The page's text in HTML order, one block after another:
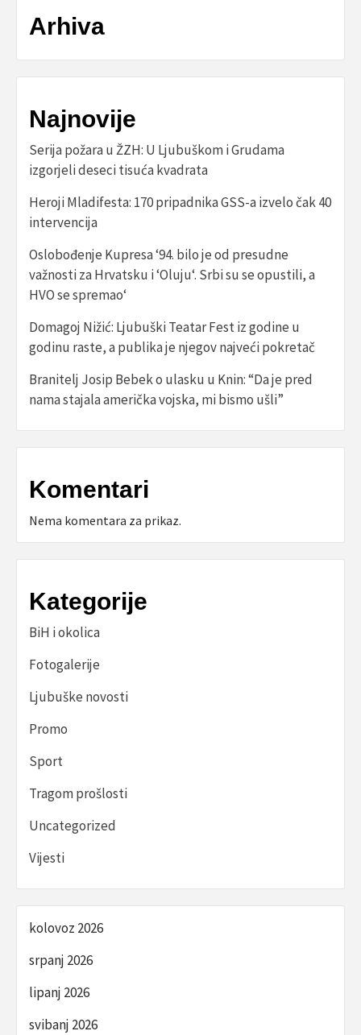
Arhiva
Najnovije
Serija požara u ŽZH: U Ljubuškom i Grudama
izgorjeli deseci tisuća kvadrata
Heroji Mladifesta: 170 pripadnika GSS-a izvelo čak 40
intervencija
Oslobođenje Kupresa ‘94. bilo je od presudne
važnosti za Hrvatsku i ‘Oluju‘. Srbi su se opustili, a
HVO se spremao‘
Domagoj Nižić: Ljubuški Teatar Fest iz godine u
godinu raste, a publika je njegov najveći pokretač
Branitelj Josip Bebek o ulasku u Knin: “Da je pred
nama stajala američka vojska, mi bismo ušli”
Komentari
Nema komentara za prikaz.
Kategorije
BiH i okolica
Fotogalerije
Ljubuške novosti
Promo
Sport
Tragom prošlosti
Uncategorized
Vijesti
kolovoz 2026
srpanj 2026
lipanj 2026
svibanj 2026